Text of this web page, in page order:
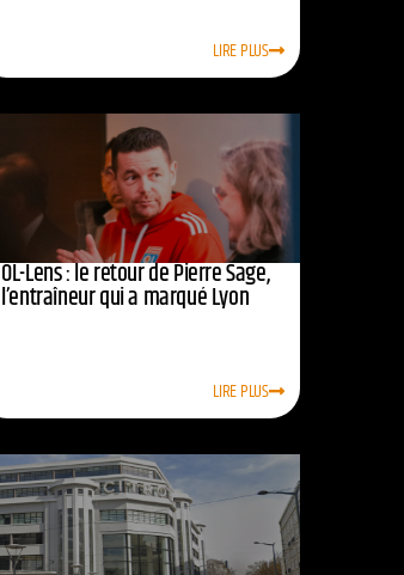
LIRE PLUS
OL-Lens : le retour de Pierre Sage,
l’entraîneur qui a marqué Lyon
LIRE PLUS